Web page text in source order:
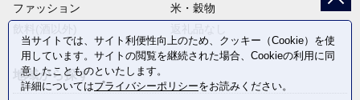
ファッション
米・穀物
地域から探す
当サイトでは、サイト利便性向上のため、クッキー（Cookie）を使
用しています。サイトの閲覧を継続された場合、Cookieの利用に同
意したことものといたします。
詳細についてはプライバシーポリシーをお読みください。